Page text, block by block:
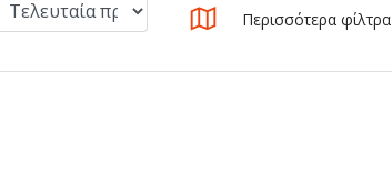
Περισσότερα φίλτρα